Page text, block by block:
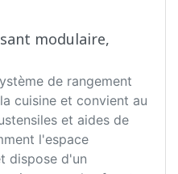
modulaire,
de rangement
cuisine et convient au
et aides de
l'espace
dispose d'un